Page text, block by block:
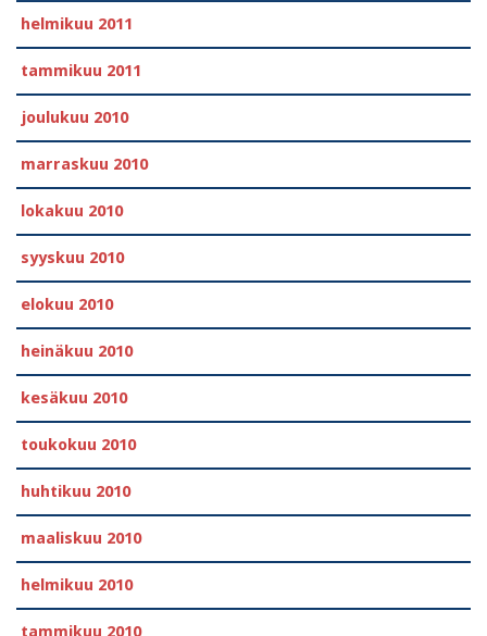
helmikuu 2011
tammikuu 2011
joulukuu 2010
marraskuu 2010
lokakuu 2010
syyskuu 2010
elokuu 2010
heinäkuu 2010
kesäkuu 2010
toukokuu 2010
huhtikuu 2010
maaliskuu 2010
helmikuu 2010
tammikuu 2010